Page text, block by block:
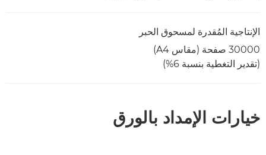
الإنتاجية المُقدرة لمسحوق الحبر
30000 صفحة ‏(مقاس A4)
(تقدير التغطية بنسبة 6%)
خيارات الإمداد بالورق